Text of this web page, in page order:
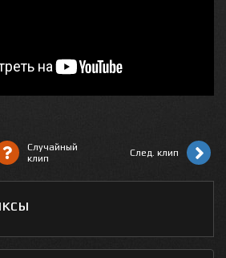
Случайный
клип
След. клип